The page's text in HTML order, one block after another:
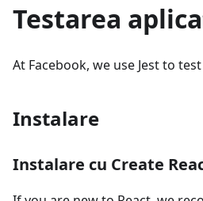
Testarea
At Facebook, we use Jest to test
Instalare
Instalare cu Create